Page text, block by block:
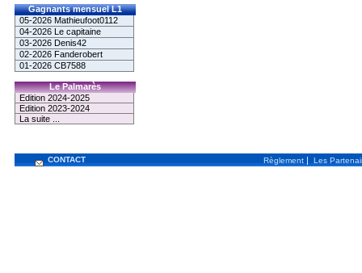
Gagnants mensuel L1
05-2026 Mathieufoot0112
04-2026 Le capitaine
03-2026 Denis42
02-2026 Fanderobert
01-2026 CB7588
Le Palmarès
Edition 2024-2025
Edition 2023-2024
La suite ...
CONTACT Règlement | Les